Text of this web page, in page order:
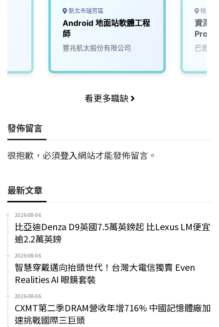
新北市瑞芳區
Android 地面站軟體工程
師
豐兆航太股份有限公司
桃園
資深
巴恩斯
看更多職缺
發佈留言
很抱歉，必須登入網站才能發佈留言。
最新文章
2026-08-06
比亞迪Denza D9英國7.5萬英鎊起 比Lexus LM便宜
逾2.2萬英鎊
2026-08-06
智慧穿戴邁向抬頭世代！台灣大電信獨賣 Even
Realities AI 眼鏡套裝
2026-08-06
CXMT第二季DRAM營收年增716% 中國記憶體廠加
速挑戰國際三巨頭